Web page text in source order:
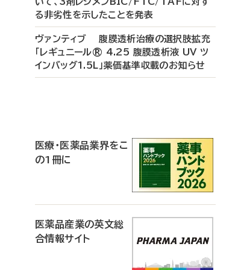
る非劣性を示したことを発表
ヴァンティブ 腹膜透析治療の選択肢拡充
「レギュニール® 4.25 腹膜透析液 UV ツ
インバッグ1.5L」薬価基準収載のお知らせ
医療・医薬品業界をこ
の1冊に
医薬品産業の英文総
合情報サイト